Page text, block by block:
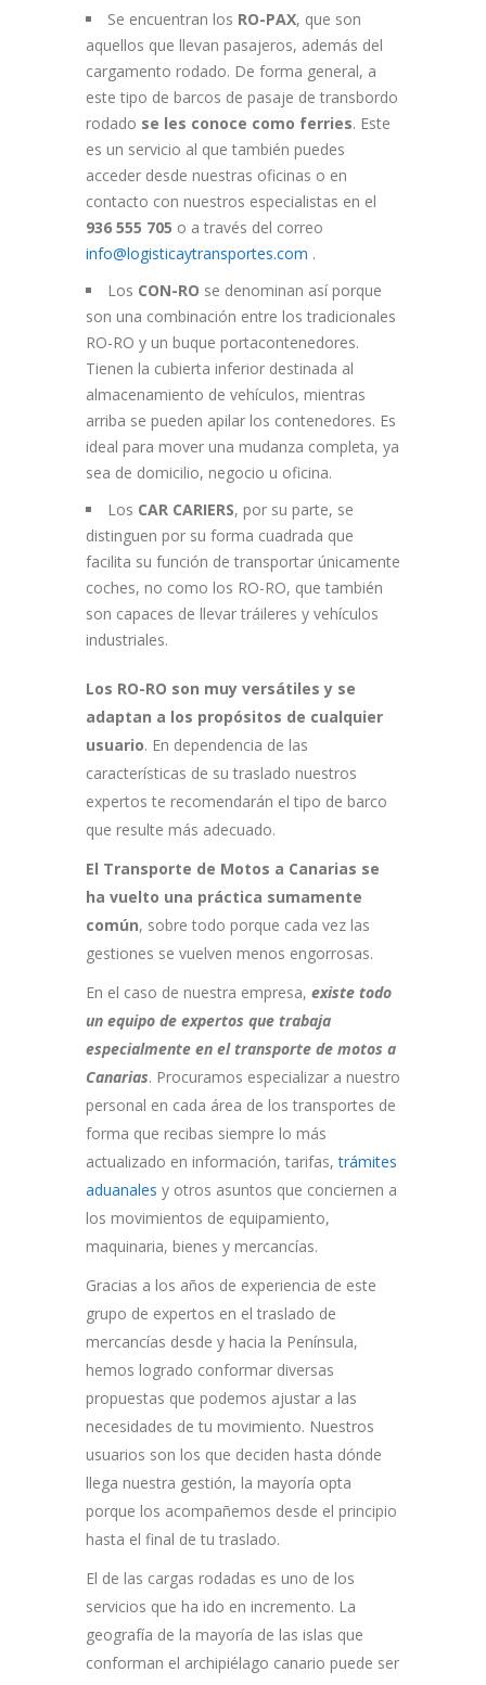
Se encuentran los RO-PAX, que son
aquellos que llevan pasajeros, además del
cargamento rodado. De forma general, a
este tipo de barcos de pasaje de transbordo
rodado se les conoce como ferries. Este
es un servicio al que también puedes
acceder desde nuestras oficinas o en
contacto con nuestros especialistas en el
936 555 705 o a través del correo
info@logisticaytransportes.com .
Los CON-RO se denominan así porque
son una combinación entre los tradicionales
RO-RO y un buque portacontenedores.
Tienen la cubierta inferior destinada al
almacenamiento de vehículos, mientras
arriba se pueden apilar los contenedores. Es
ideal para mover una mudanza completa, ya
sea de domicilio, negocio u oficina.
Los CAR CARIERS, por su parte, se
distinguen por su forma cuadrada que
facilita su función de transportar únicamente
coches, no como los RO-RO, que también
son capaces de llevar tráileres y vehículos
industriales.
Los RO-RO son muy versátiles y se
adaptan a los propósitos de cualquier
usuario. En dependencia de las
características de su traslado nuestros
expertos te recomendarán el tipo de barco
que resulte más adecuado.
El Transporte de Motos a Canarias se
ha vuelto una práctica sumamente
común, sobre todo porque cada vez las
gestiones se vuelven menos engorrosas.
En el caso de nuestra empresa, existe todo
un equipo de expertos que trabaja
especialmente en el transporte de motos a
Canarias. Procuramos especializar a nuestro
personal en cada área de los transportes de
forma que recibas siempre lo más
actualizado en información, tarifas,trámites
aduanales y otros asuntos que conciernen a
los movimientos de equipamiento,
maquinaria, bienes y mercancías.
Gracias a los años de experiencia de este
grupo de expertos en el traslado de
mercancías desde y hacia la Península,
hemos logrado conformar diversas
propuestas que podemos ajustar a las
necesidades de tu movimiento. Nuestros
usuarios son los que deciden hasta dónde
llega nuestra gestión, la mayoría opta
porque los acompañemos desde el principio
hasta el final de tu traslado.
El de las cargas rodadas es uno de los
servicios que ha ido en incremento. La
geografía de la mayoría de las islas que
conforman el archipiélago canario puede ser